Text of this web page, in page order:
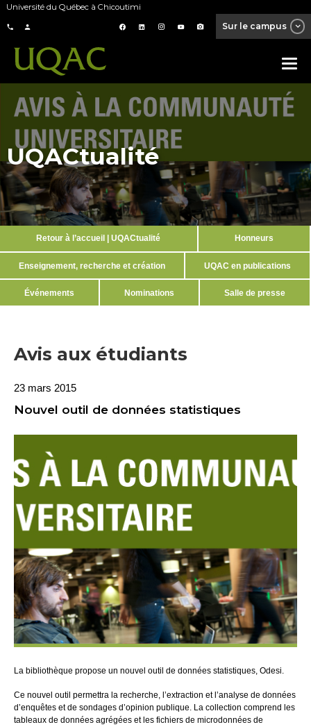
Université du Québec à Chicoutimi
Sur le campus
UQACtualité
Retour à l’accueil | UQACtualité Honneurs
Enseignement, recherche et création UQAC en publications
Événements Nominations Salle de presse
Avis aux étudiants
23 mars 2015
Nouvel outil de données statistiques
La bibliothèque propose un nouvel outil de données statistiques, Odesi.
Ce nouvel outil permettra la recherche, l’extraction et l’analyse de données
d’enquêtes et de sondages d’opinion publique. La collection comprend les
tableaux de données agrégées et les fichiers de microdonnées de